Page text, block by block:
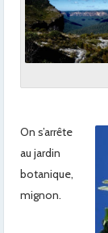
On s’arrête
au jardin
botanique,
mignon.